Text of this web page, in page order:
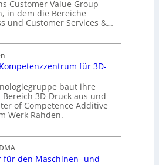
Customer Value Group
in dem die Bereiche
und Customer Services &…
für 3D-
baut ihre
3D-Druck aus und
of Competence Additive
Werk Rahden.
für den Maschinen- und